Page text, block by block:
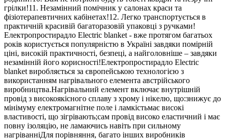
грілки!11. Незамінний помічник у салонах краси та
фізіотерапевтичних кабінетах!12. Легко транспортується в
практичній красивій багаторазовій упаковці з ручками!
Електропростирадло Electric blanket - вже протягом багатьох
років користується популярністю в Україні завдяки помірній
ціні, високій практичності, безпеці, а найголовніше – завдяки
незамінній його корисності!Електропростирадло Electric
blanket виробляється за європейською технологією з
використанням нагрівального елемента австрійського
виробництва.Нагрівальний елемент включає внутрішній
провід з високоякісного сплаву з хрому і нікелю, що:знижує до
мінімуму електромагнітне поле і ламкістьмає високі
властивості, що зігрівають;сам провід високо еластичний і має
повну ізоляцію, не ламаючись навіть при сильному
нагріванніДля порівняння, багато інших виробників